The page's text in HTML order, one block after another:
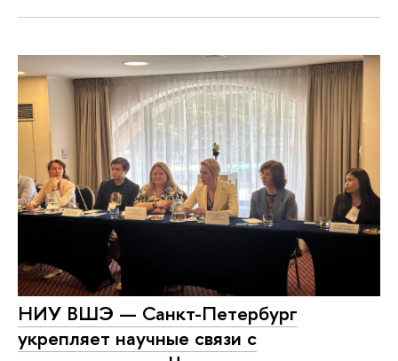
НИУ ВШЭ — Санкт-Петербург
укрепляет научные связи с